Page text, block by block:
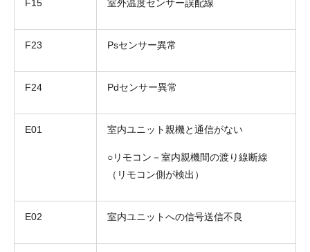
F15 室外温度センサー誤配線
F23 Psセンサー異常
F24 Pdセンサー異常
E01 室内ユニット親機と通信がない
○リモコン－室内親機間の渡り線断線
（リモコン側が検出）
E02 室内ユニットへの信号送信不良
(ご選択ください)
お電話